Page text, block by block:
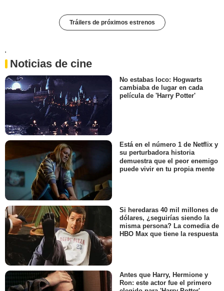
Tráilers de próximos estrenos
'
Noticias de cine
No estabas loco: Hogwarts
cambiaba de lugar en cada
película de 'Harry Potter'
Está en el número 1 de Netflix y
su perturbadora historia
demuestra que el peor enemigo
puede vivir en tu propia mente
Si heredaras 40 mil millones de
dólares, ¿seguirías siendo la
misma persona? La comedia de
HBO Max que tiene la respuesta
Antes que Harry, Hermione y
Ron: este actor fue el primero